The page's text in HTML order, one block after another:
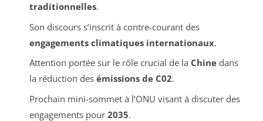
traditionnelles.
Son discours s’inscrit à contre-courant des
engagements climatiques internationaux.
Attention portée sur le rôle crucial de la Chinedans
la réduction des émissions de C02.
Prochain mini-sommet à l’ONU visant à discuter des
engagements pour 2035.